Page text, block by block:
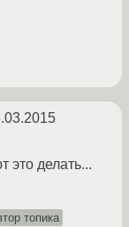
это делать...
топика